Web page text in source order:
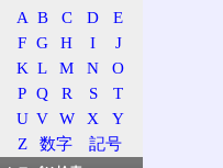
A B C D
E
F G H I
J
K L M N
O
P Q R S
T
U V W X
Y
Z
数字 記号